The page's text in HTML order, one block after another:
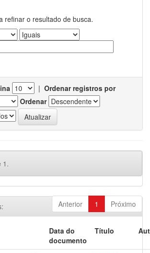
refinar o resultado de busca.
| Ordenar registros por
Ordenar
1.
Anterior 1 Próximo
Data do
documento
Título